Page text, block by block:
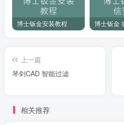
博士钣金安装教程 博士钣金
上一篇
琴剑CAD 智能过滤
相关推荐